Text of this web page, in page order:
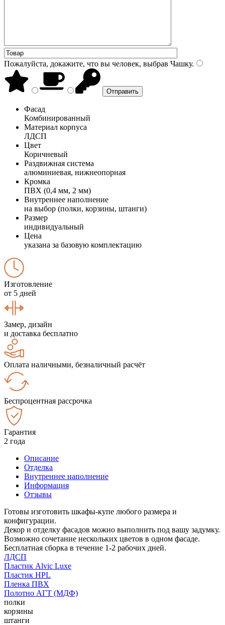
Пожалуйста, докажите, что вы человек, выбрав Чашку.
Фасад
Комбинированный
Материал корпуса
ЛДСП
Цвет
Коричневый
Раздвижная система
алюминиевая, нижнеопорная
Кромка
ПВХ (0,4 мм, 2 мм)
Внутреннее наполнение
на выбор (полки, корзины, штанги)
Размер
индивидуальный
Цена
указана за базовую комплектацию
Изготовление
от 5 дней
Замер, дизайн
и доставка бесплатно
Оплата наличными, безналичный расчёт
Беспроцентная рассрочка
Гарантия
2 года
Описание
Отделка
Внутреннее наполнение
Информация
Отзывы
Готовы изготовить шкафы-купе любого размера и
конфигурации.
Декор и отделку фасадов можно выполнить под вашу задумку.
Возможно сочетание нескольких цветов в одном фасаде.
Бесплатная сборка в течение 1-2 рабочих дней.
ЛДСП
Пластик Alvic Luxe
Пластик HPL
Пленка ПВХ
Полотно АГТ (МДФ)
полки
корзины
штанги